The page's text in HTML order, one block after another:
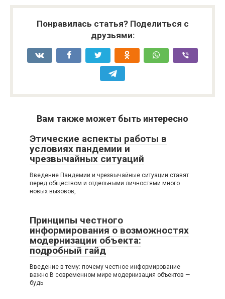
Понравилась статья? Поделиться с
друзьями:
Вам также может быть интересно
Этические аспекты работы в
условиях пандемии и
чрезвычайных ситуаций
Введение Пандемии и чрезвычайные ситуации ставят
перед обществом и отдельными личностями много
новых вызовов,
Принципы честного
информирования о возможностях
модернизации объекта:
подробный гайд
Введение в тему: почему честное информирование
важно В современном мире модернизация объектов —
будь